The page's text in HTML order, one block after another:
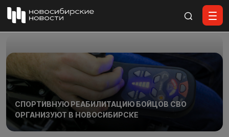
СПОРТИВНУЮ РЕАБИЛИТАЦИЮ БОЙЦОВ СВО
ОРГАНИЗУЮТ В НОВОСИБИРСКЕ